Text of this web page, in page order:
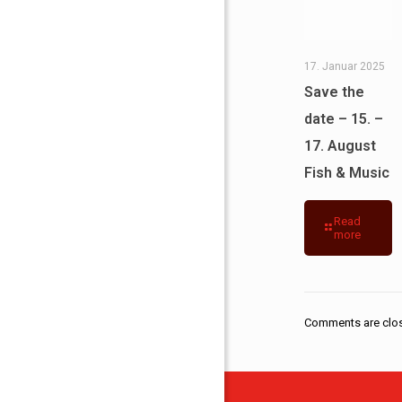
17. Januar 2025
Save the
date – 15. –
17. August
Fish & Music
Read
more
Comments are